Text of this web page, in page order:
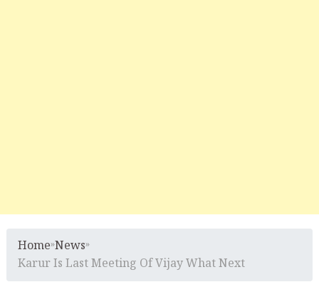
Home»News»
Karur Is Last Meeting Of Vijay What Next